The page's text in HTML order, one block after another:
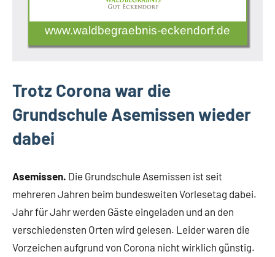
www.waldbegraebnis-eckendorf.de
Trotz Corona war die
Grundschule Asemissen wieder
dabei
Asemissen. Die Grundschule Asemissen ist seit
mehreren Jahren beim bundesweiten Vorlesetag dabei.
Jahr für Jahr werden Gäste eingeladen und an den
verschiedensten Orten wird gelesen. Leider waren die
Vorzeichen aufgrund von Corona nicht wirklich günstig.